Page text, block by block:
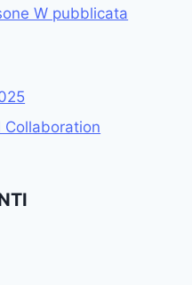
W pubblicata
Collaboration